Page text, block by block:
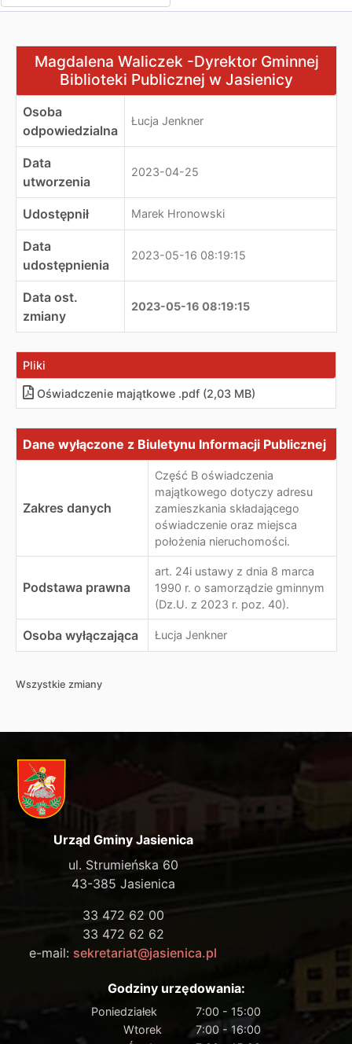
Magdalena Waliczek -Dyrektor Gminnej Biblioteki
Magdalena Waliczek -Dyrektor Gminnej
Biblioteki Publicznej w Jasienicy
Osoba
odpowiedzialna
Łucja Jenkner
Data
utworzenia
2023-04-25
Udostępnił Marek Hronowski
Data
udostępnienia
2023-05-16 08:19:15
Data ost.
zmiany
2023-05-16 08:19:15
Pliki
Oświadczenie majątkowe .pdf (2,03 MB)
Dane wyłączone z Biuletynu Informacji Publicznej
Dane wyłączone z Biuletynu Informacji Publicznej
Zakres danych
Część B oświadczenia
majątkowego dotyczy adresu
zamieszkania składającego
oświadczenie oraz miejsca
położenia nieruchomości.
Podstawa prawna
art. 24i ustawy z dnia 8 marca
1990 r. o samorządzie gminnym
(Dz.U. z 2023 r. poz. 40).
Osoba wyłączająca Łucja Jenkner
Wszystkie zmiany
Urząd Gminy Jasienica
ul. Strumieńska 60
43-385 Jasienica
33 472 62 00
33 472 62 62
e-mail: sekretariat@jasienica.pl
Godziny urzędowania:
Poniedziałek
7:00 - 15:00
Wtorek
7:00 - 16:00